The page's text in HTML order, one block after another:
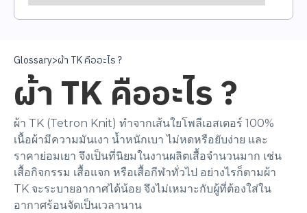
Glossary>ผ้า TK คืออะไร ?
ผ้า TK คืออะไร ?
ผ้า TK (Tetron Knit) ทำจากเส้นใยโพลีเอสเตอร์ 100%
เนื้อผ้ามีความมันเงา น้ำหนักเบา ไม่หดหรือยับง่าย และ
ราคาย่อมเยา จึงเป็นที่นิยมในงานผลิตเสื้อจำนวนมาก เช่น
เสื้อกิจกรรม เสื้อแจก หรือเสื้อกีฬาทั่วไป อย่างไรก็ตามผ้า
TK จะระบายอากาศได้น้อย จึงไม่เหมาะกับผู้ที่ต้องใส่ใน
อากาศร้อนจัดเป็นเวลานาน